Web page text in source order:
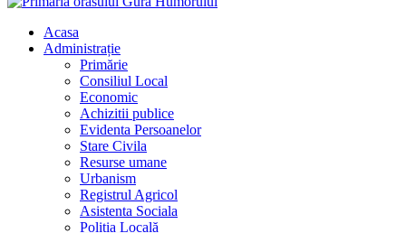
Acasa
Administrație
Primărie
Consiliul Local
Economic
Achizitii publice
Evidenta Persoanelor
Stare Civila
Resurse umane
Urbanism
Registrul Agricol
Asistenta Sociala
Poliția Locală